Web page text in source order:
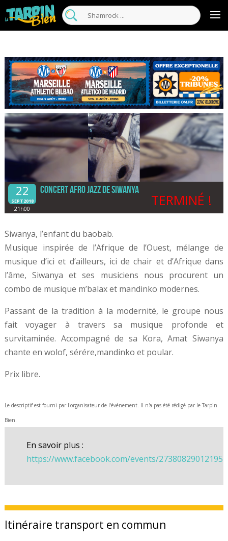
22
SEPT2018
21h00
Concert Afro jazz de Siwanya
TERMINÉ !
Siwanya, l’enfant du baobab.
Musique inspirée de l’Afrique de l’Ouest, mélange de
musique d’ici et d’ailleurs, ici de chair et d’Afrique dans
l’âme, Siwanya et ses musiciens nous procurent un
combo de musique m’balax et mandinko modernes.
Passant de la tradition à la modernité, le groupe nous
fait voyager à travers sa musique profonde et
survitaminée. Accompagné de sa Kora, Amat Siwanya
chante en wolof, sérére,mandinko et poular.
Prix libre.
Le descriptif est fourni par l'organisateur de l'événement. Il n'a pas été rédigé par le Tarpin
Bien.
En savoir plus :
https://www.facebook.com/events/
Itinéraire transport en commun